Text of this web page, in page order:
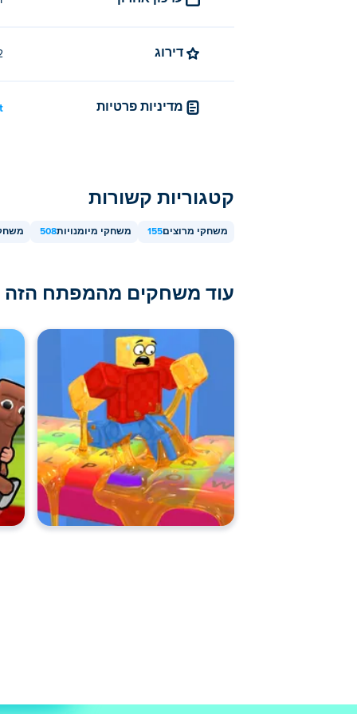
כֵּן! מכונות רכב הוא משחק יחיד או מרובה
דירוג
מדיניות פרטיות
קטגוריות קשורות
משחקי מרוצים155 משחקי מיומנויות508
עוד משחקים מהמפתח הזה